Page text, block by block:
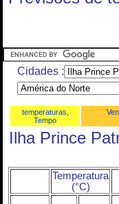
Cidades :
temperaturas,
Tempo
Ilha Prince
Temperatura
(°C)